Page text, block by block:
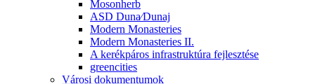
Mosonherb
ASD Duna⁄Dunaj
Modern Monasteries
Modern Monasteries II.
A kerékpáros infrastruktúra fejlesztése
greencities
Városi dokumentumok